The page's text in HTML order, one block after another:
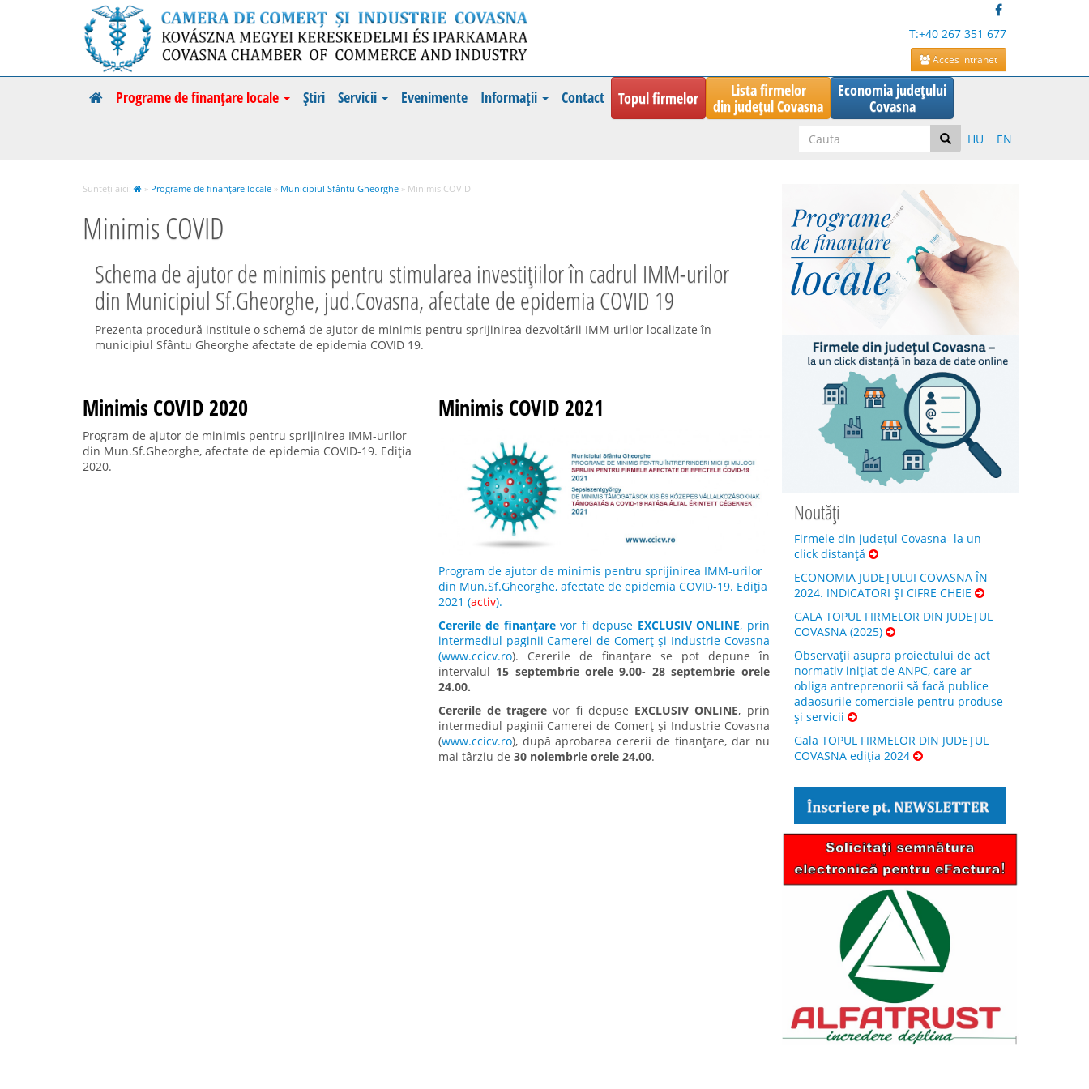
T:+40 267 351 677
Acces intranet
Programe de finanțare locale Știri Servicii Evenimente Informații Contact Topul firmelor
Lista firmelor
din județul Covasna
Economia județului
Covasna
HU EN
Sunteți aici: » Programe de finanțare locale » Municipiul Sfântu Gheorghe » Minimis COVID
Minimis COVID
Schema de ajutor de minimis pentru stimularea investițiilor în cadrul IMM-urilor
din Municipiul Sf.Gheorghe, jud.Covasna, afectate de epidemia COVID 19
Prezenta procedură instituie o schemă de ajutor de minimis pentru sprijinirea dezvoltării IMM-urilor localizate în
municipiul Sfântu Gheorghe afectate de epidemia COVID 19.
Minimis COVID 2020
Program de ajutor de minimis pentru sprijinirea IMM-urilor
din Mun.Sf.Gheorghe, afectate de epidemia COVID-19. Ediția
2020.
Minimis COVID 2021
Program de ajutor de minimis pentru sprijinirea IMM-urilor
din Mun.Sf.Gheorghe, afectate de epidemia COVID-19. Ediția
2021 (activ).
Cererile de finanțarevor fi depuse EXCLUSIV ONLINE, prin
intermediul paginiiCamerei de Comerț și Industrie Covasna
(www.ccicv.ro). Cererile de finanțare se pot depune în
intervalul 15 septembrie orele 9.00- 28septembrie orele
24.00.
Cererile de tragere vor fi depuse EXCLUSIV ONLINE, prin
intermediul paginii Camerei de Comerț și Industrie Covasna
(www.ccicv.ro), după aprobarea cererii de finanțare, dar nu
mai târziu de 30 noiembrie orele 24.00.
Noutăți
Firmele din județul Covasna- la un
click distanță
ECONOMIA JUDEȚULUI COVASNA ÎN
2024. INDICATORI ȘI CIFRE CHEIE
GALA TOPUL FIRMELOR DIN JUDEȚUL
COVASNA (2025)
Observații asupra proiectului de act
normativ inițiat de ANPC, care ar
obliga antreprenorii să facă publice
adaosurile comerciale pentru produse
și servicii
Gala TOPUL FIRMELOR DIN JUDEȚUL
COVASNA ediția 2024